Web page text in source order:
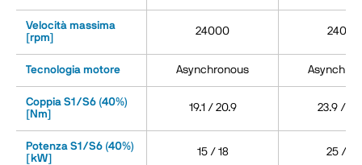
Velocità massima
[rpm]
24000 24000
Tecnologia motore Asynchronous
Coppia S1/S6 (40%)
[Nm]
19.1 / 20.9 23.9 /
Potenza S1/S6 (40%)
[kW]
15 / 18 25 / 30